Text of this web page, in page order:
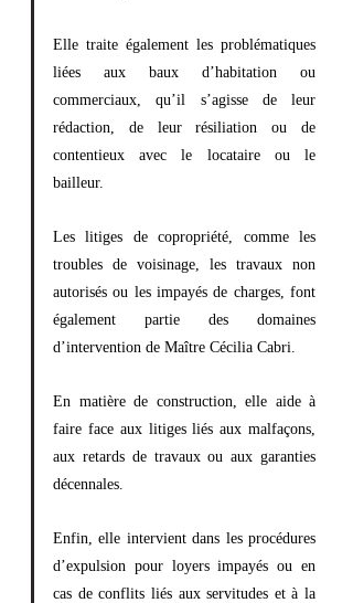
Elle traite également les problématiques
liées aux baux d’habitation ou
commerciaux, qu’il s’agisse de leur
rédaction, de leur résiliation ou de
contentieux avec le locataire ou le
bailleur.
Les litiges de copropriété, comme les
troubles de voisinage, les travaux non
autorisés ou les impayés de charges, font
également partie des domaines
d’intervention de Maître Cécilia Cabri.
En matière de construction, elle aide à
faire face aux litiges liés aux malfaçons,
aux retards de travaux ou aux garanties
décennales.
Enfin, elle intervient dans les procédures
d’expulsion pour loyers impayés ou en
cas de conflits liés aux servitudes et à la